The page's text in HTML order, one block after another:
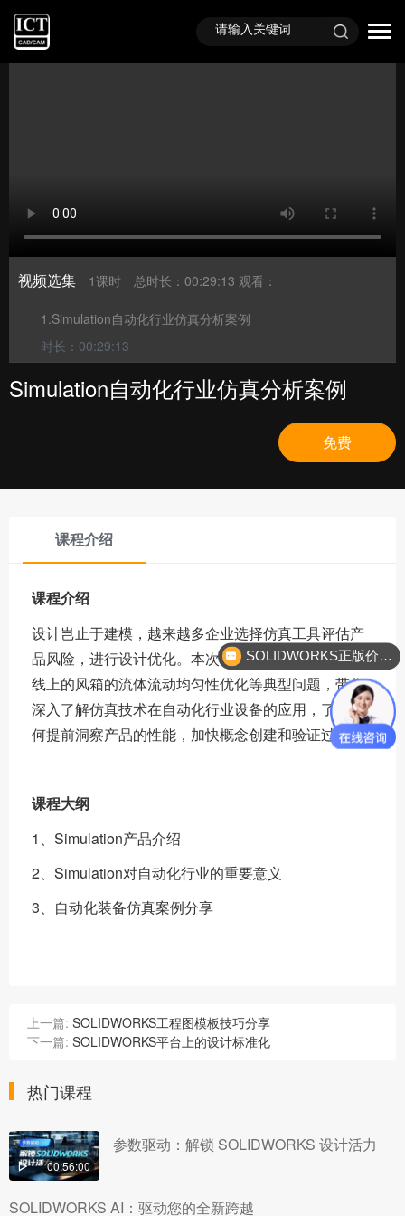
首页
视频选集 1课时 总时长：00:29:13 观看：
1.Simulation自动化行业仿真分析案例
时长：00:29:13
Simulation自动化行业仿真分析案例
免费
课程介绍
课程介绍
设计岂止于建模，越来越多企业选择仿真工具评估产
品风险，进行设计优化。本次课程，将通过喷融布产
线上的风箱的流体流动均匀性优化等典型问题，带您
深入了解仿真技术在自动化行业设备的应用，了解如
何提前洞察产品的性能，加快概念创建和验证过程。
课程大纲
1、Simulation产品介绍
2、Simulation对自动化行业的重要意义
3、自动化装备仿真案例分享
上一篇: SOLIDWORKS工程图模板技巧分享
下一篇: SOLIDWORKS平台上的设计标准化
热门课程
00:56:00
参数驱动：解锁 SOLIDWORKS 设计活力
SOLIDWORKS AI：驱动您的全新跨越
SOLIDWORKS正版价格？